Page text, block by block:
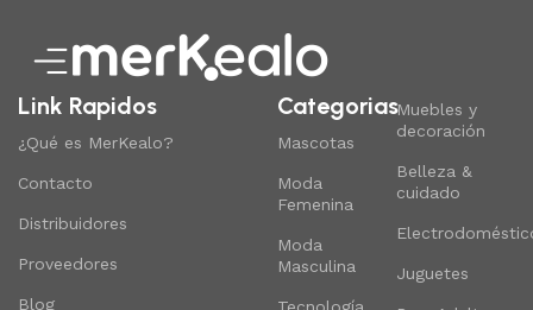
Link Rapidos
¿Qué es MerKealo?
Contacto
Distribuidores
Proveedores
Blog
Categorias
Mascotas
Moda
Femenina
Moda
Masculina
Muebles y
decoración
Belleza &
cuidado
Juguetes